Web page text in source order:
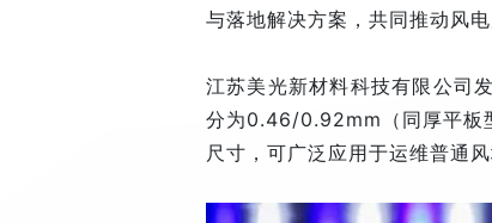
与落地解决方案，共同推动风
江苏美光新材料科技有限公司
分为0.46/0.92mm（同厚平
尺寸，可广泛应用于运维普通